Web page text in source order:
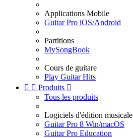
Applications Mobile
Guitar Pro iOS/Android
Partitions
MySongBook
Cours de guitare
Play Guitar Hits
  Produits 
Tous les produits
Logiciels d'édition musicale
Guitar Pro 8 Win/macOS
Guitar Pro Education